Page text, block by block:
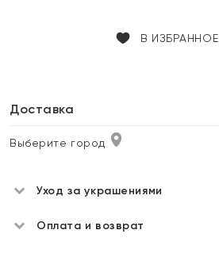
В ИЗБРАННОЕ
Доставка
Выберите город
Уход за украшениями
Оплата и возврат